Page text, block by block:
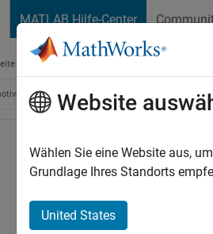
MATLAB Hilfe-Center
der Dokumentation
Website
Wählen Sie eine Website aus,
Grundlage Ihres Standorts
United States